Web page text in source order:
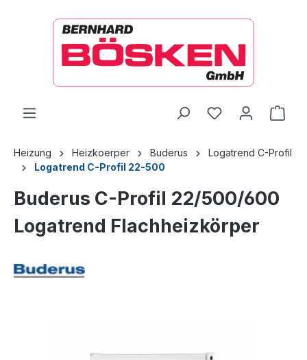
Heizung Heizkoerper Buderus
Logatrend C-Profil
Logatrend C-Profil 22-500
Buderus C-Profil 22/500/600
Logatrend Flachheizkörper